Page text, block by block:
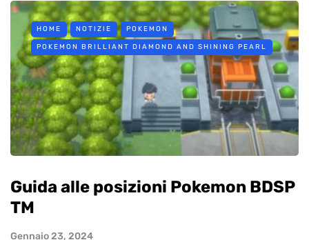
HOME NOTIZIE POKEMON
POKEMON BRILLIANT DIAMOND AND SHINING PEARL
Guida alle posizioni Pokemon BDSP
TM
Gennaio 23, 2024